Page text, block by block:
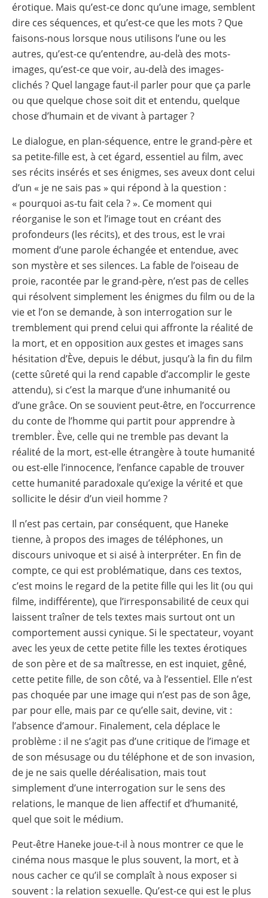
érotique. Mais qu’est-ce donc qu’une image, semblent
dire ces séquences, et qu’est-ce que les mots ? Que
faisons-nous lorsque nous utilisons l’une ou les
autres, qu’est-ce qu’entendre, au-delà des mots-
images, qu’est-ce que voir, au-delà des images-
clichés ? Quel langage faut-il parler pour que ça parle
ou que quelque chose soit dit et entendu, quelque
chose d’humain et de vivant à partager ?
Le dialogue, en plan-séquence, entre le grand-père et
sa petite-fille est, à cet égard, essentiel au film, avec
ses récits insérés et ses énigmes, ses aveux dont celui
d’un « je ne sais pas » qui répond à la question :
« pourquoi as-tu fait cela ? ». Ce moment qui
réorganise le son et l’image tout en créant des
profondeurs (les récits), et des trous, est le vrai
moment d’une parole échangée et entendue, avec
son mystère et ses silences. La fable de l’oiseau de
proie, racontée par le grand-père, n’est pas de celles
qui résolvent simplement les énigmes du film ou de la
vie et l’on se demande, à son interrogation sur le
tremblement qui prend celui qui affronte la réalité de
la mort, et en opposition aux gestes et images sans
hésitation d’Ève, depuis le début, jusqu’à la fin du film
(cette sûreté qui la rend capable d’accomplir le geste
attendu), si c’est la marque d’une inhumanité ou
d’une grâce. On se souvient peut-être, en l’occurrence
du conte de l’homme qui partit pour apprendre à
trembler. Ève, celle qui ne tremble pas devant la
réalité de la mort, est-elle étrangère à toute humanité
ou est-elle l’innocence, l’enfance capable de trouver
cette humanité paradoxale qu’exige la vérité et que
sollicite le désir d’un vieil homme ?
Il n’est pas certain, par conséquent, que Haneke
tienne, à propos des images de téléphones, un
discours univoque et si aisé à interpréter. En fin de
compte, ce qui est problématique, dans ces textos,
c’est moins le regard de la petite fille qui les lit (ou qui
filme, indifférente), que l’irresponsabilité de ceux qui
laissent traîner de tels textes mais surtout ont un
comportement aussi cynique. Si le spectateur, voyant
avec les yeux de cette petite fille les textes érotiques
de son père et de sa maîtresse, en est inquiet, gêné,
cette petite fille, de son côté, va à l’essentiel. Elle n’est
pas choquée par une image qui n’est pas de son âge,
par pour elle, mais par ce qu’elle sait, devine, vit :
l’absence d’amour. Finalement, cela déplace le
problème : il ne s’agit pas d’une critique de l’image et
de son mésusage ou du téléphone et de son invasion,
de je ne sais quelle déréalisation, mais tout
simplement d’une interrogation sur le sens des
relations, le manque de lien affectif et d’humanité,
quel que soit le médium.
Peut-être Haneke joue-t-il à nous montrer ce que le
cinéma nous masque le plus souvent, la mort, et à
nous cacher ce qu’il se complaît à nous exposer si
souvent : la relation sexuelle. Qu’est-ce qui est le plus